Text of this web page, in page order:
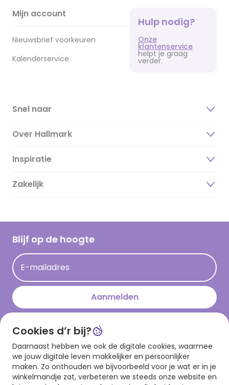
Mijn account
Nieuwsbrief voorkeuren
Kalenderservice
Hulp nodig?
Onze
klantenservice
helpt je graag
verder.
Snel naar
Over Hallmark
Over ons
Duurzaamheid
Hallmark Kaartclub
Acties
Persberichten
Hallmark en Kinderpostzegels
Inspiratie
Magazine
Cadeau inspiratie
Kaartinspiratie
Zakelijk
Blijf op de hoogte
E-mailadres
Aanmelden
Download onze app
Cookies d’r bij?
Daarnaast hebben we ook de digitale cookies, waarmee
we jouw digitale leven makkelijker en persoonlijker
maken. Zo onthouden we bijvoorbeeld voor je wat er in je
winkelmandje zat, verbeteren we steeds onze website en